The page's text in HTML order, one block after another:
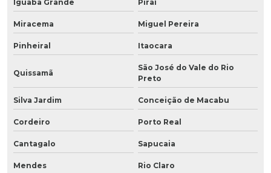
Iguaba Grande Piraí
Miracema Miguel Pereira
Pinheiral Itaocara
Quissamã
São José do Vale do Rio
Preto
Silva Jardim Conceição de Macabu
Cordeiro Porto Real
Cantagalo Sapucaia
Mendes Rio Claro